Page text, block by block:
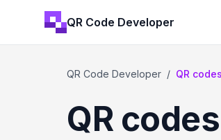
QR Code Developer
QR Code Developer / QR
QR